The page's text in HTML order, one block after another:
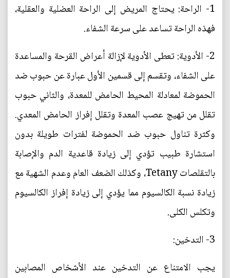
1- الراحة: يحتاج المريض إلى الراحة العضلية والعقلية،
فهذه الراحة تساعد على سرعة الشفاء.
2- الأدوية: تعطى الأدوية لإزالة أعراض القرحة والمساعدة
على الشفاء، وتقسم إلى قسمين الأول عبارة عن حبوب ضد
الحموضة لمعادلة المحيط الحامض للمعدة، والثاني حبوب
تقلل من تهيج عصب المعدة وتقلل إفراز الحامض المعدي.
وكثرة تناول حبوب ضد الحموضة لفترات طويلة بدون
استشارة طبيب تؤدي إلى زيادة قاعدية الدم والإصابة
بالتقلصات Tetany، وكذلك الضعف العام وعدم الشهية مع
زيادة نسبة الكالسيوم مما يؤدي إلى زيادة إفراز الكالسيوم
وتكلس الكلى.
3- التدخين:
يجب الامتناع عن التدخين عند الأشخاص المصابين